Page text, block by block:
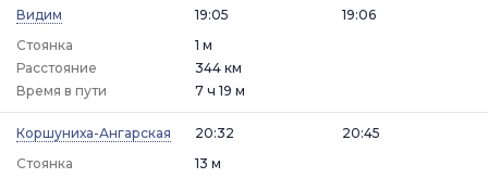
Видим
19:05
Стоянка
1 м
19:06
Расстояние
344 км
Время в пути
7 ч 19 м
Коршуниха-Ангарская
20:32
Стоянка
13 м
20:45